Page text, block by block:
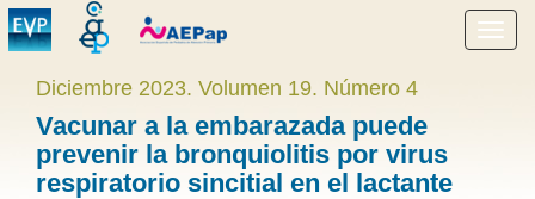
menú
Diciembre 2023. Volumen 19. Número 4
Vacunar a la embarazada puede
prevenir la bronquiolitis por virus
respiratorio sincitial en el lactante